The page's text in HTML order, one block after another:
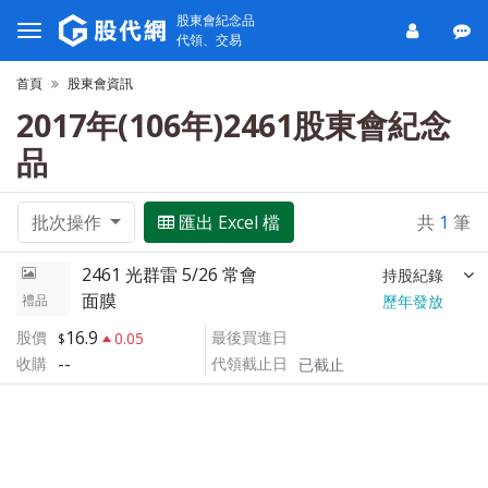
股東會紀念品
代領、交易
首頁 股東會資訊
2017年(106年)2461股東會紀念
品
批次操作 匯出 Excel 檔 共 1 筆
禮品
2461 光群雷 5/26 常會 持股紀錄
面膜
歷年發放
股價
16.9
0.05
收購 --
最後買進日
代領截止日
已截止